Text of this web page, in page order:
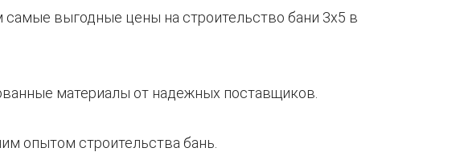
выгодные цены на строительство бани 3х5 в
материалы от надежных поставщиков.
опытом строительства бань.